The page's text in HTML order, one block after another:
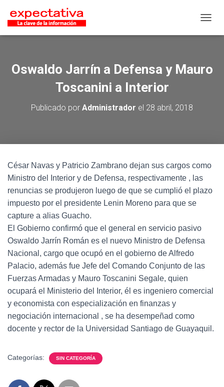
Oswaldo Jarrín a Defensa y Mauro
Toscanini a Interior
Publicado por Administrador el 28 abril, 2018
César Navas y Patricio Zambrano dejan sus cargos como
Ministro del Interior y de Defensa, respectivamente , las
renuncias se produjeron luego de que se cumplió el plazo
impuesto por el presidente Lenin Moreno para que se
capture a alias Guacho.
El Gobierno confirmó que el general en servicio pasivo
Oswaldo Jarrín Román es el nuevo Ministro de Defensa
Nacional, cargo que ocupó en el gobierno de Alfredo
Palacio, además fue Jefe del Comando Conjunto de las
Fuerzas Armadas y Mauro Toscanini Segale, quien
ocupará el Ministerio del Interior, él es ingeniero comercial
y economista con especialización en finanzas y
negociación internacional , se ha desempeñad como
docente y rector de la Universidad Santiago de Guayaquil.
Categorías: SIN CATEGORÍA